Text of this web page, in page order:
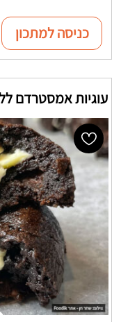
כניסה למתכון
עוגיות אמסטרדם